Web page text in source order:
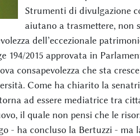
Strumenti di divulgazione
aiutano a trasmettere, non
dell’eccezionale
194/2015 approvata in
consapevolezza che sta
Come ha chiarito la
ad essere mediatrice tra
il quale non pensi che le
- ha concluso la Bertuzzi - ma